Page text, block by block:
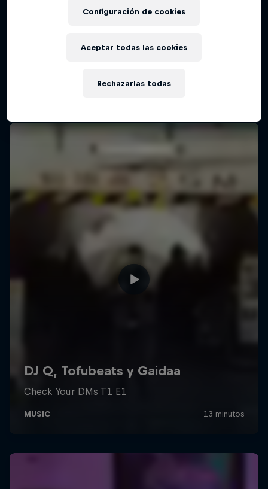
Configuración de cookies
Rechazarlas todas
Aceptar todas las cookies